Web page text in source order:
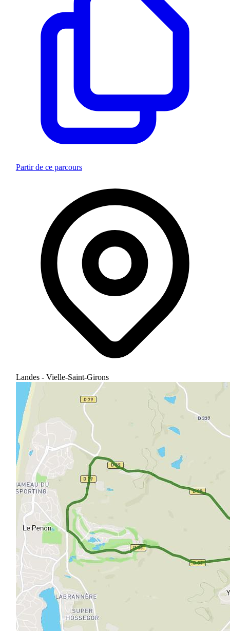
Partir de ce parcours
Landes - Vielle-Saint-Girons